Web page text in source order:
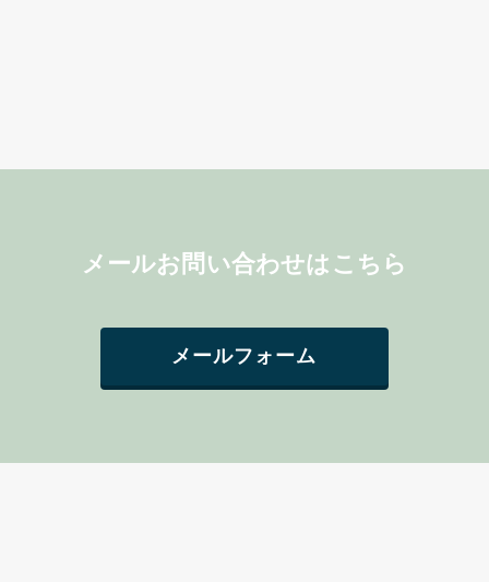
メールお問い合わせはこちら
メールフォーム